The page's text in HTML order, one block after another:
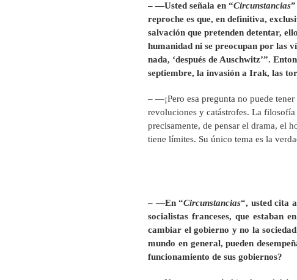
– —Usted señala en “Circunstancias
reproche es que, en definitiva,
salvación que pretenden detentar,
humanidad ni se preocupan por las
nada, ‘después de Auschwitz’”.
septiembre, la invasión a Irak, las
– —¡Pero esa pregunta no puede
revoluciones y catástrofes. La
precisamente, de pensar el drama, el
tiene límites. Su único tema es la
– —En “Circunstancias“, usted cita
socialistas franceses, que estaban
cambiar el gobierno y no la
mundo en general, pueden
funcionamiento de sus gobiernos?